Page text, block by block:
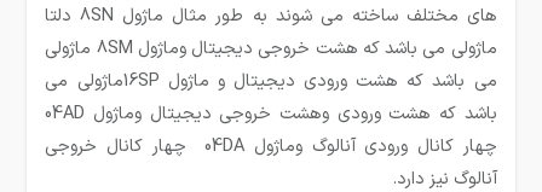
های مختلف ساخته می شوند به طور مثال ماژول 8SN دلتا
ماژولی می باشد که هشت خروجی دیجیتال وماژول 8SM ماژولی
می باشد که هشت ورودی دیجیتال و ماژول 16SPماژولی می
باشد که هشت ورودی وهشت خروجی دیجیتال وماژول 04AD
چهار کانال ورودی آنالوگ وماژول 04DA چهار کانال خروجی
آنالوگ نیز دارد.